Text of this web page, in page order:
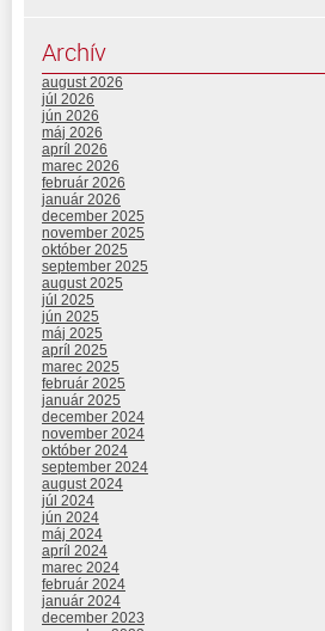
Archív
august 2026
júl 2026
jún 2026
máj 2026
apríl 2026
marec 2026
február 2026
január 2026
december 2025
november 2025
október 2025
september 2025
august 2025
júl 2025
jún 2025
máj 2025
apríl 2025
marec 2025
február 2025
január 2025
december 2024
november 2024
október 2024
september 2024
august 2024
júl 2024
jún 2024
máj 2024
apríl 2024
marec 2024
február 2024
január 2024
december 2023